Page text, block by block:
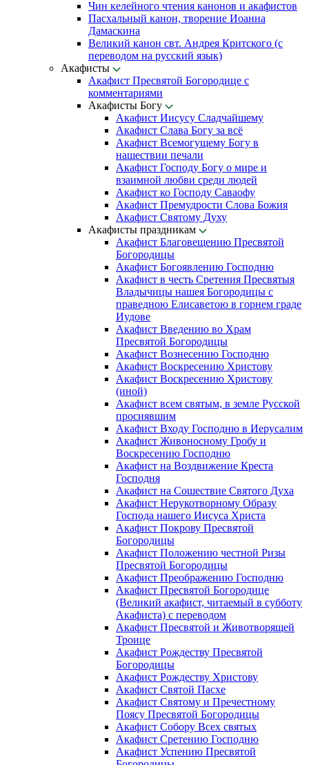
Чин келейного чтения канонов и акафистов
Пасхальный канон, творение Иоанна
Дамаскина
Великий канон свт. Андрея Критского (с
переводом на русский язык)
Акафисты
Акафист Пресвятой Богородице с
комментариями
Акафисты Богу
Акафист Иисусу Сладчайшему
Акафист Слава Богу за всё
Акафист Всемогущему Богу в
нашествии печали
Акафист Господу Богу о мире и
взаимной любви среди людей
Акафист ко Господу Саваофу
Акафист Премудрости Слова Божия
Акафист Святому Духу
Акафисты праздникам
Акафист Благовещению Пресвятой
Богородицы
Акафист Богоявлению Господню
Акафист в честь Сретения Пресвятыя
Владычицы нашея Богородицы с
праведною Елисаветою в горнем граде
Иудове
Акафист Введению во Храм
Пресвятой Богородицы
Акафист Вознесению Господню
Акафист Воскресению Христову
Акафист Воскресению Христову
(иной)
Акафист всем святым, в земле Русской
просиявшим
Акафист Входу Господню в Иерусалим
Акафист Живоносному Гробу и
Воскресению Господню
Акафист на Воздвижение Креста
Господня
Акафист на Сошествие Святого Духа
Акафист Нерукотворному Образу
Господа нашего Иисуса Христа
Акафист Покрову Пресвятой
Богородицы
Акафист Положению честной Ризы
Пресвятой Богородицы
Акафист Преображению Господню
Акафист Пресвятой Богородице
(Великий акафист, читаемый в субботу
Акафиста) с переводом
Акафист Пресвятой и Животворящей
Троице
Акафист Рождеству Пресвятой
Богородицы
Акафист Рождеству Христову
Акафист Святой Пасхе
Акафист Святому и Пречестному
Поясу Пресвятой Богородицы
Акафист Собору Всех святых
Акафист Сретению Господню
Акафист Успению Пресвятой